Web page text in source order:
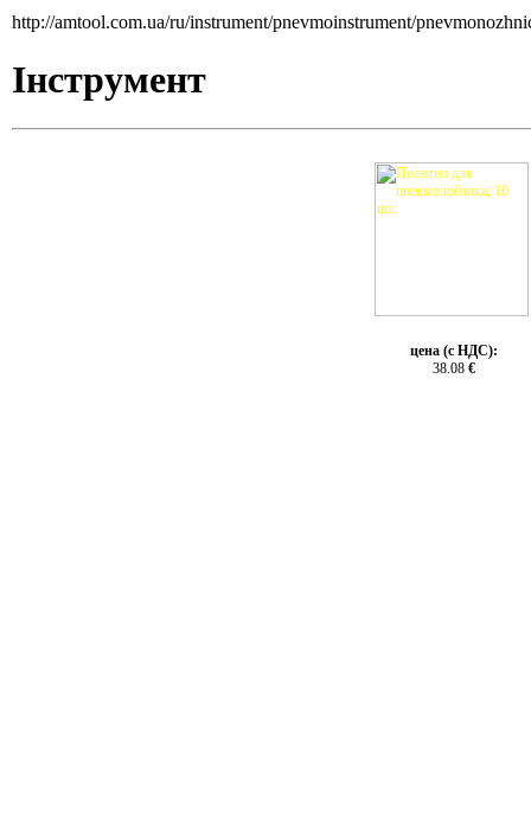
http://amtool.com.ua/ru/instrument/pnevmoinstrument/
Інструмент
цена (с НДС):
38.08 €